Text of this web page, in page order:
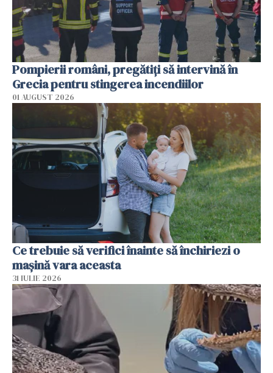
Pompierii români, pregătiţi să intervină în
Grecia pentru stingerea incendiilor
01 AUGUST 2026
Ce trebuie să verifici înainte să închiriezi o
mașină vara aceasta
31 IULIE 2026